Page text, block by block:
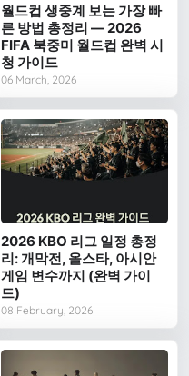
월드컵 생중계 보는 가장 빠
른 방법 총정리 — 2026
FIFA 북중미 월드컵 완벽 시
청 가이드
06 March, 2026
2026 KBO 리그 일정 총정
리: 개막전, 올스타, 아시안
게임 변수까지 (완벽 가이
드)
08 February, 2026